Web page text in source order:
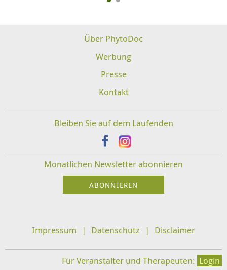
Über PhytoDoc
Werbung
Presse
Kontakt
Bleiben Sie auf dem Laufenden
Monatlichen Newsletter abonnieren
Impressum Datenschutz Disclaimer
Für Veranstalter und Therapeuten: Login